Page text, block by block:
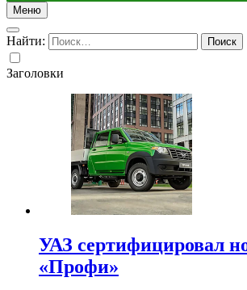
Меню
Найти:
Заголовки
УАЗ сертифицировал
«Профи»